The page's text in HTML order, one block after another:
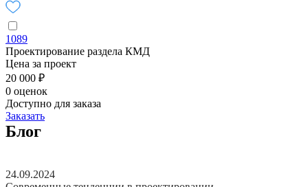
1089
Проектирование раздела КМД
Цена за проект
20 000 ₽
0 оценок
Доступно для заказа
Заказать
Блог
24.09.2024